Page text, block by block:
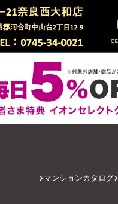
マンションカタログ